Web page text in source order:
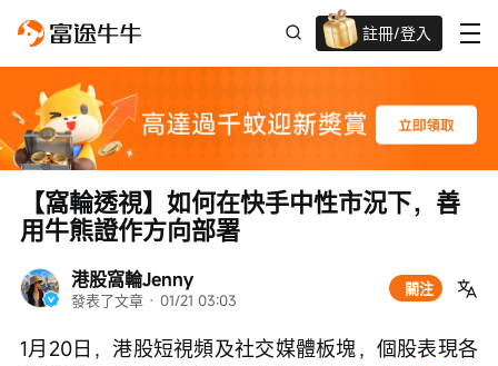
註冊/登入
高達過千蚊獎賞
港股窩輪Jenny
發表了文章 · 01/21 03:03
關注
【窩輪透視】如何在快手中性市況下，善
用牛熊證作方向部署
1月20日，港股短視頻及社交媒體板塊，個股表現各